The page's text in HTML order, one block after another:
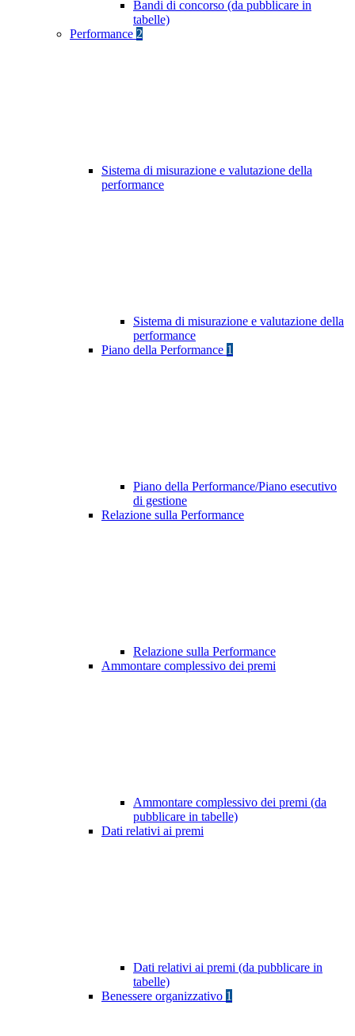
Bandi di concorso (da pubblicare in
tabelle)
Performance 2
Sistema di misurazione e valutazione della
performance
Sistema di misurazione e valutazione della
performance
Piano della Performance 1
Piano della Performance/Piano esecutivo
di gestione
Relazione sulla Performance
Relazione sulla Performance
Ammontare complessivo dei premi
Ammontare complessivo dei premi (da
pubblicare in tabelle)
Dati relativi ai premi
Dati relativi ai premi (da pubblicare in
tabelle)
Benessere organizzativo 1